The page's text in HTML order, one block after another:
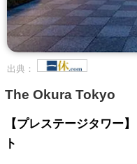
出典：
The Okura Tokyo
【プレステージタワー
ト